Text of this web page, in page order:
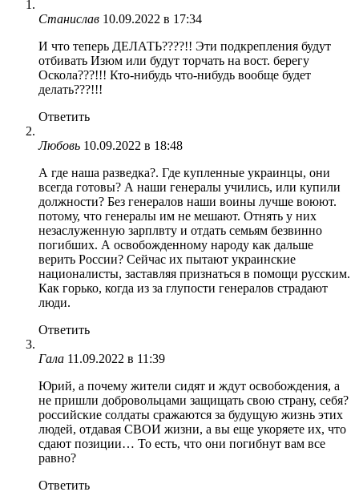
Станислав 10.09.2022 в 17:34
И что теперь ДЕЛАТЬ????!! Эти подкрепления будут
отбивать Изюм или будут торчать на вост. берегу
Оскола???!!! Кто-нибудь что-нибудь вообще будет
делать???!!!
Ответить
Любовь 10.09.2022 в 18:48
А где наша разведка?. Где купленные украинцы, они
всегда готовы? А наши генералы учились, или купили
должности? Без генералов наши воины лучше воюют.
потому, что генералы им не мешают. Отнять у них
незаслуженную зарплвту и отдать семьям безвинно
погибших. А освобожденному народу как дальше
верить России? Сейчас их пытают украинские
националисты, заставляя признаться в помощи русским.
Как горько, когда из за глупости генералов страдают
люди.
Ответить
Гала 11.09.2022 в 11:39
Юрий, а почему жители сидят и ждут освобождения, а
не пришли добровольцами защищать свою страну, себя?
российские солдаты сражаются за будущую жизнь этих
людей, отдавая СВОИ жизни, а вы еще укоряете их, что
сдают позиции… То есть, что они погибнут вам все
равно?
Ответить